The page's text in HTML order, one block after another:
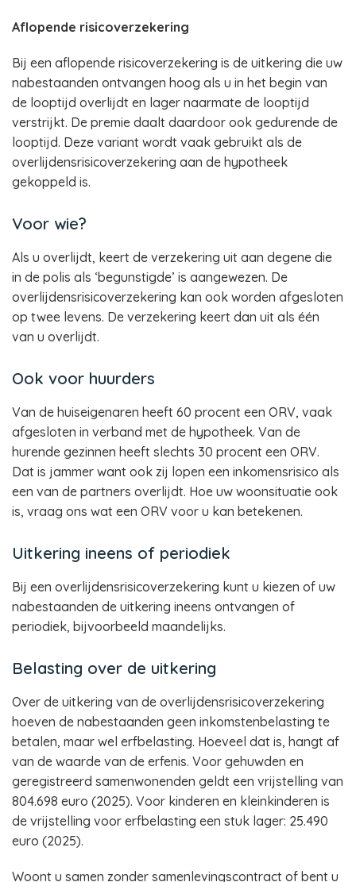
Aflopende risicoverzekering
Bij een aflopende risicoverzekering is de uitkering die uw
nabestaanden ontvangen hoog als u in het begin van
de looptijd overlijdt en lager naarmate de looptijd
verstrijkt. De premie daalt daardoor ook gedurende de
looptijd. Deze variant wordt vaak gebruikt als de
overlijdensrisicoverzekering aan de hypotheek
gekoppeld is.
Voor wie?
Als u overlijdt, keert de verzekering uit aan degene die
in de polis als ‘begunstigde’ is aangewezen. De
overlijdensrisicoverzekering kan ook worden afgesloten
op twee levens. De verzekering keert dan uit als één
van u overlijdt.
Ook voor huurders
Van de huiseigenaren heeft 60 procent een ORV, vaak
afgesloten in verband met de hypotheek. Van de
hurende gezinnen heeft slechts 30 procent een ORV.
Dat is jammer want ook zij lopen een inkomensrisico als
een van de partners overlijdt. Hoe uw woonsituatie ook
is, vraag ons wat een ORV voor u kan betekenen.
Uitkering ineens of periodiek
Bij een overlijdensrisicoverzekering kunt u kiezen of uw
nabestaanden de uitkering ineens ontvangen of
periodiek, bijvoorbeeld maandelijks.
Belasting over de uitkering
Over de uitkering van de overlijdensrisicoverzekering
hoeven de nabestaanden geen inkomstenbelasting te
betalen, maar wel erfbelasting. Hoeveel dat is, hangt af
van de waarde van de erfenis. Voor gehuwden en
geregistreerd samenwonenden geldt een vrijstelling van
804.698 euro (2025). Voor kinderen en kleinkinderen is
de vrijstelling voor erfbelasting een stuk lager: 25.490
euro (2025).
Woont u samen zonder samenlevingscontract of bent u